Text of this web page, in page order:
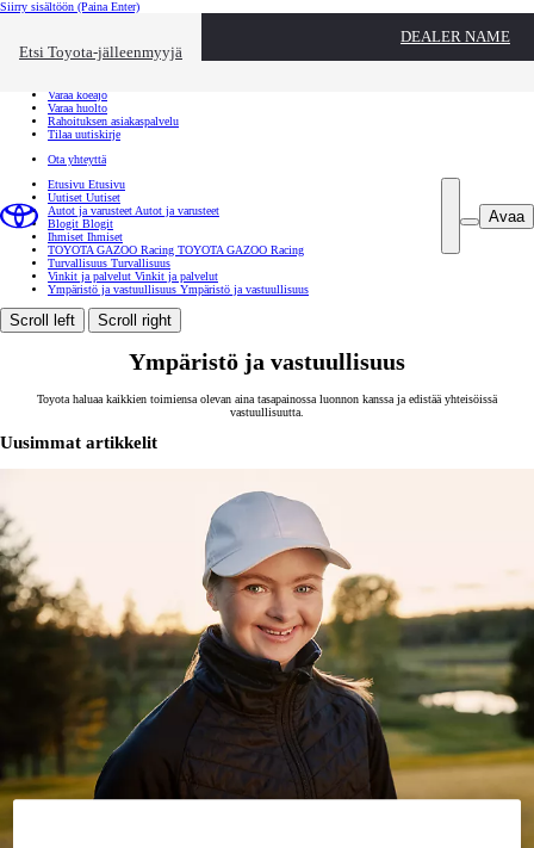
Siirry sisältöön (Paina Enter)
Etsi Toyota-jälleenmyyjä
DEALER NAME
Toyota palvelee Sulje
Varaa koeajo
Varaa huolto
Rahoituksen asiakaspalvelu
Tilaa uutiskirje
Ota yhteyttä
Avaa
Etusivu Etusivu
Uutiset Uutiset
Autot ja varusteet Autot ja varusteet
Blogit Blogit
Ihmiset Ihmiset
TOYOTA GAZOO Racing TOYOTA GAZOO Racing
Turvallisuus Turvallisuus
Vinkit ja palvelut Vinkit ja palvelut
Ympäristö ja vastuullisuus Ympäristö ja vastuullisuus
Scroll left Scroll right
Ympäristö ja vastuullisuus
Toyota haluaa kaikkien toimiensa olevan aina tasapainossa luonnon kanssa ja edistää yhteisöissä
vastuullisuutta.
Uusimmat artikkelit